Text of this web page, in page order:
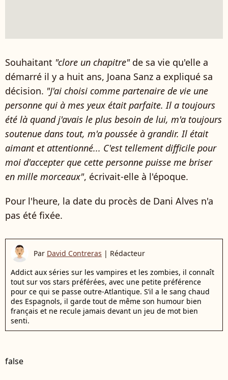
Souhaitant "clore un chapitre"de sa vie qu'elle a
démarré il y a huit ans, Joana Sanz a expliqué sa
décision. "J'ai choisi comme partenaire de vie une
personne qui à mes yeux était parfaite. Il a toujours
été là quand j'avais le plus besoin de lui, m'a toujours
soutenue dans tout, m'a poussée à grandir. Il était
aimant et attentionné... C'est tellement difficile pour
moi d'accepter que cette personne puisse me briser
en mille morceaux", écrivait-elle à l'époque.
Pour l'heure, la date du procès de Dani Alves n'a
pas été fixée.
Par David Contreras | Rédacteur
Addict aux séries sur les vampires et les zombies, il connaît
tout sur vos stars préférées, avec une petite préférence
pour ce qui se passe outre-Atlantique. S’il a le sang chaud
des Espagnols, il garde tout de même son humour bien
français et ne recule jamais devant un jeu de mot bien
senti.
false